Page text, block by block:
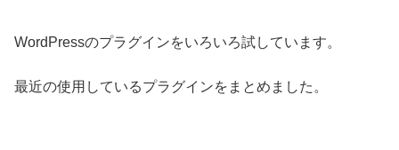
WordPressのプラグインをいろいろ試しています。
最近の使用しているプラグインをまとめました。